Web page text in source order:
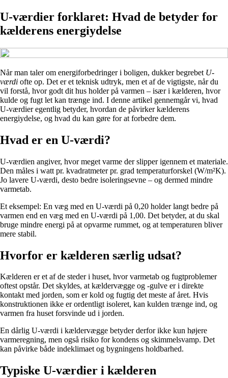
U-værdier forklaret: Hvad de betyder for
kælderens energiydelse
Når man taler om energiforbedringer i boligen, dukker begrebet U-
værdi ofte op. Det er et teknisk udtryk, men et af de vigtigste, når du
vil forstå, hvor godt dit hus holder på varmen – især i kælderen, hvor
kulde og fugt let kan trænge ind. I denne artikel gennemgår vi, hvad
U-værdier egentlig betyder, hvordan de påvirker kælderens
energiydelse, og hvad du kan gøre for at forbedre dem.
Hvad er en U-værdi?
U-værdien angiver, hvor meget varme der slipper igennem et materiale.
Den måles i watt pr. kvadratmeter pr. grad temperaturforskel (W/m²K).
Jo lavere U-værdi, desto bedre isoleringsevne – og dermed mindre
varmetab.
Et eksempel: En væg med en U-værdi på 0,20 holder langt bedre på
varmen end en væg med en U-værdi på 1,00. Det betyder, at du skal
bruge mindre energi på at opvarme rummet, og at temperaturen bliver
mere stabil.
Hvorfor er kælderen særlig udsat?
Kælderen er et af de steder i huset, hvor varmetab og fugtproblemer
oftest opstår. Det skyldes, at kældervægge og -gulve er i direkte
kontakt med jorden, som er kold og fugtig det meste af året. Hvis
konstruktionen ikke er ordentligt isoleret, kan kulden trænge ind, og
varmen fra huset forsvinde ud i jorden.
En dårlig U-værdi i kældervægge betyder derfor ikke kun højere
varmeregning, men også risiko for kondens og skimmelsvamp. Det
kan påvirke både indeklimaet og bygningens holdbarhed.
Typiske U-værdier i kælderen